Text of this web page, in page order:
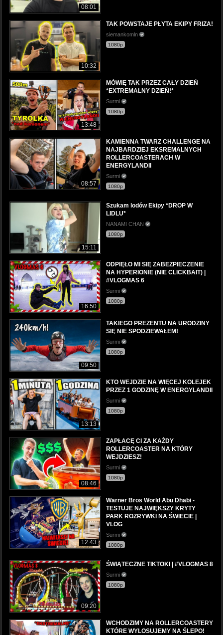
08:01
10:32
TAK POWSTAJE PŁYTA EKIPY FRIZA!
siemankomln
1080p
13:48
MÓWIĘ TAK PRZEZ CAŁY DZIEŃ
*EXTREMALNY DZIEŃ!*
Surmi
1080p
08:57
KAMIENNA TWARZ CHALLENGE NA
NAJBARDZIEJ EKSREMALNYCH
ROLLERCOASTERACH W
ENERGYLANDII
Surmi
1080p
15:11
Szukam lodów Ekipy *DROP W
LIDLU*
NANAMI CHAN
1080p
16:50
ODPIĘŁO MI SIĘ ZABEZPIECZENIE
NA HYPERIONIE (NIE CLICKBAIT) |
#VLOGMAS 6
Surmi
1080p
09:50
TAKIEGO PREZENTU NA URODZINY
SIĘ NIE SPODZIEWAŁEM!
Surmi
1080p
13:13
KTO WEJDZIE NA WIĘCEJ KOLEJEK
PRZEZ 1 GODZINĘ W ENERGYLANDII
Surmi
1080p
08:46
ZAPŁACĘ CI ZA KAŻDY
ROLLERCOASTER NA KTÓRY
WEJDZIESZ!
Surmi
1080p
12:43
Warner Bros World Abu Dhabi -
TESTUJE NAJWIĘKSZY KRYTY
PARK ROZRYWKI NA ŚWIECIE |
VLOG
Surmi
1080p
09:20
ŚWIĄTECZNE TIKTOKI | #VLOGMAS 8
Surmi
1080p
WCHODZIMY NA ROLLERCOASTERY
KTÓRE WYLOSUJEMY NA ŚLEPO!